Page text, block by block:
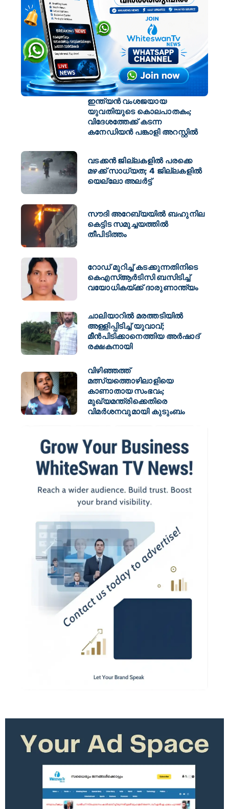
ഇന്ത്യൻ വംശജയായ
യുവതിയുടെ കൊലപാതകം;
വിദേശത്തേക്ക് കടന്ന
കനേഡിയൻ പങ്കാളി അറസ്റ്റിൽ
വടക്കൻ ജില്ലകളിൽ പരക്കെ
മഴക്ക് സാധ്യത; 4 ജില്ലകളിൽ
യെല്ലോ അലർട്ട്
സൗദി അറേബ്യയിൽ ബഹുനില
കെട്ടിട സമുച്ചയത്തിൽ
തീപിടിത്തം
റോഡ് മുറിച്ച് കടക്കുന്നതിനിടെ
കെഎസ്ആർടിസി ബസിടിച്ച്
വയോധികയ്ക്ക് ദാരുണാന്ത്യം
ചാലിയാറിൽ മരത്തടിയിൽ
അള്ളിപ്പിടിച്ച് യുവാവ്;
മീൻപിടിക്കാനെത്തിയ അർഷാദ്
രക്ഷകനായി
വിഴിഞ്ഞത്ത്
മത്സ്യത്തൊഴിലാളിയെ
കാണാതായ സംഭവം;
മുഖ്യമന്ത്രിക്കെതിരെ
വിമർശനവുമായി കുടുംബം